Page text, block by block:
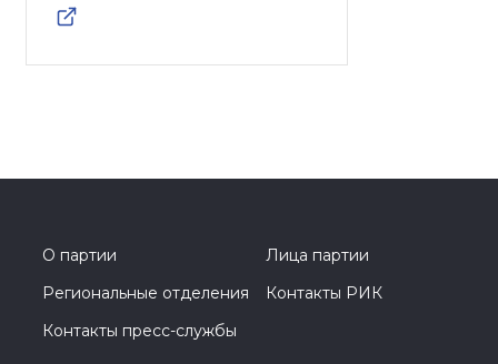
О партии
Лица партии
Региональные отделения
Контакты РИК
Контакты пресс-службы